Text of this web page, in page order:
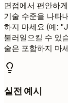
면접에서 편안하
기술 수준을 나타
하지 마세요 (예:
불러일으킬 수 있
술은 포함하지 마
실전 예시